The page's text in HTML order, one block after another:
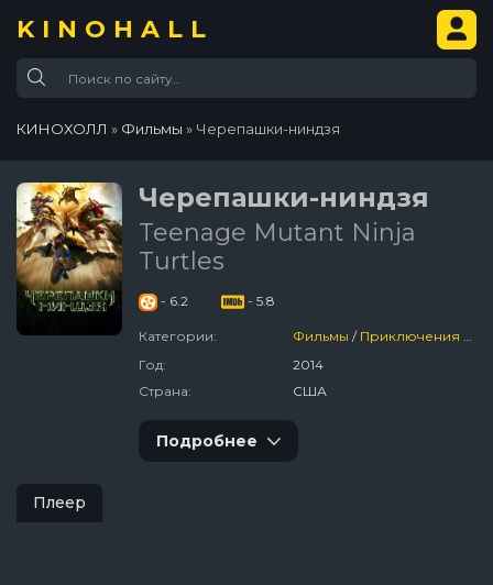
KINOHALL
КИНОХОЛЛ » Фильмы » Черепашки-ниндзя
Черепашки-ниндзя
Teenage Mutant Ninja
Turtles
- 6.2 - 5.8
Категории: Фильмы / Приключения /
Год:
2014
Страна:
США
Подробнее
Плеер